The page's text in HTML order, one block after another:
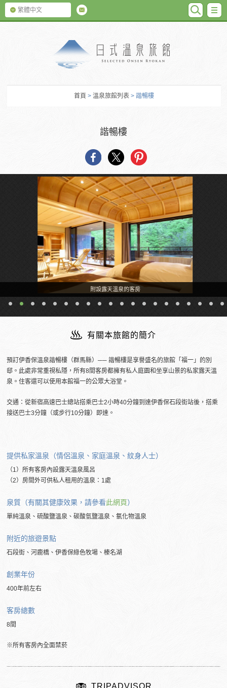
繁體中文
首頁 > 溫泉旅館列表 > 諧暢樓
諧暢樓
附設露天溫泉的客房
有關本旅館的簡介
預訂伊香保溫泉諧暢樓（群馬縣）── 諧暢樓是享譽盛名的旅館「福一」的別
邸。此處非常重視私隱，所有8間客房都擁有私人庭園和坐享山景的私家露天溫
泉。住客還可以使用本館福一的公眾大浴堂。
交通：從新宿高速巴士總站搭乘巴士2小時40分鐘到達伊香保石段街站後，搭乘
接送巴士3分鐘（或步行10分鐘）即達。
提供私家溫泉（情侶溫泉、家庭溫泉、紋身人士）
（1）所有客房內設露天溫泉風呂
（2）房間外可供私人租用的溫泉：1處
泉質（有關其健康效果，請參看此網頁）
單純溫泉、硫酸鹽溫泉、碳酸氫鹽溫泉、氯化物溫泉
附近的旅遊景點
石段街、河鹿橋、伊香保綠色牧場、榛名湖
創業年份
400年前左右
客房總數
8間
※所有客房內全面禁菸
TRIPADVISOR